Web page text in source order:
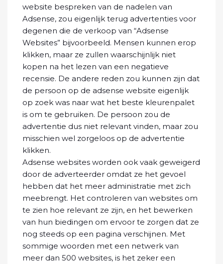
website bespreken van de nadelen van
Adsense, zou eigenlijk terug advertenties voor
degenen die de verkoop van “Adsense
Websites” bijvoorbeeld. Mensen kunnen erop
klikken, maar ze zullen waarschijnlijk niet
kopen na het lezen van een negatieve
recensie. De andere reden zou kunnen zijn dat
de persoon op de adsense website eigenlijk
op zoek was naar wat het beste kleurenpalet
is om te gebruiken. De persoon zou de
advertentie dus niet relevant vinden, maar zou
misschien wel zorgeloos op de advertentie
klikken.
Adsense websites worden ook vaak geweigerd
door de adverteerder omdat ze het gevoel
hebben dat het meer administratie met zich
meebrengt. Het controleren van websites om
te zien hoe relevant ze zijn, en het bewerken
van hun biedingen om ervoor te zorgen dat ze
nog steeds op een pagina verschijnen. Met
sommige woorden met een netwerk van
meer dan 500 websites, is het zeker een